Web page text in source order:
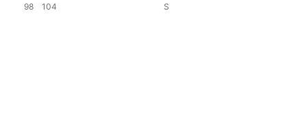
98 104 S